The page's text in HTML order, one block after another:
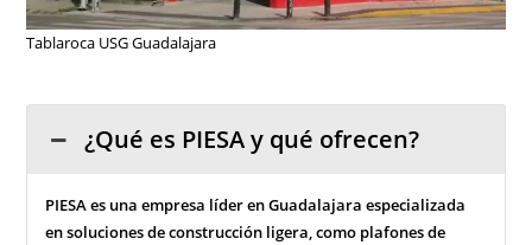
Tablaroca USG Guadalajara
¿Qué es PIESA y qué ofrecen?
PIESA es una empresa líder en Guadalajara especializada
en soluciones de construcción ligera, como plafones de